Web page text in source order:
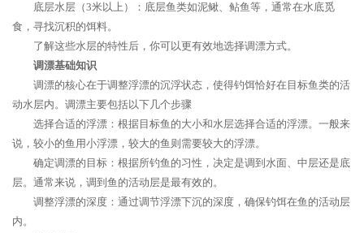
底层水层（3米以上）：底层鱼类如泥鳅、鲇鱼等，通常在水底觅
食，寻找沉积的饵料。
了解这些水层的特性后，你可以更有效地选择调漂方式。
调漂基础知识
调漂的核心在于调整浮漂的沉浮状态，使得钓饵恰好在目标鱼类的活
动水层内。调漂主要包括以下几个步骤
选择合适的浮漂：根据目标鱼的大小和水层选择合适的浮漂。一般来
说，较小的鱼用小浮漂，较大的鱼则需要较大的浮漂。
确定调漂的目标：根据所钓鱼的习性，决定是调到水面、中层还是底
层。通常来说，调到鱼的活动层是最有效的。
调整浮漂的深度：通过调节浮漂下沉的深度，确保钓饵在鱼的活动层
内。